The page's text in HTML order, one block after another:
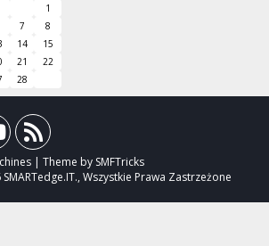
1
7
8
14
15
21
22
28
| Theme by SMFTricks
Wszystkie Prawa Zastrzeżone